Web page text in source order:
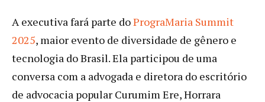
A executiva fará parte doPrograMaria Summit
2025, maior evento de diversidade de gênero e
tecnologia do Brasil. Ela participou de uma
conversa com a advogada e diretora do escritório
de advocacia popular Curumim Ere, Horrara